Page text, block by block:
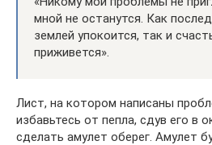
мной не останутся. Как
землей упокоится, так и
приживется».
Лист, на котором написаны
избавьтесь от пепла, сдув его в
сделать амулет оберег. Амулет